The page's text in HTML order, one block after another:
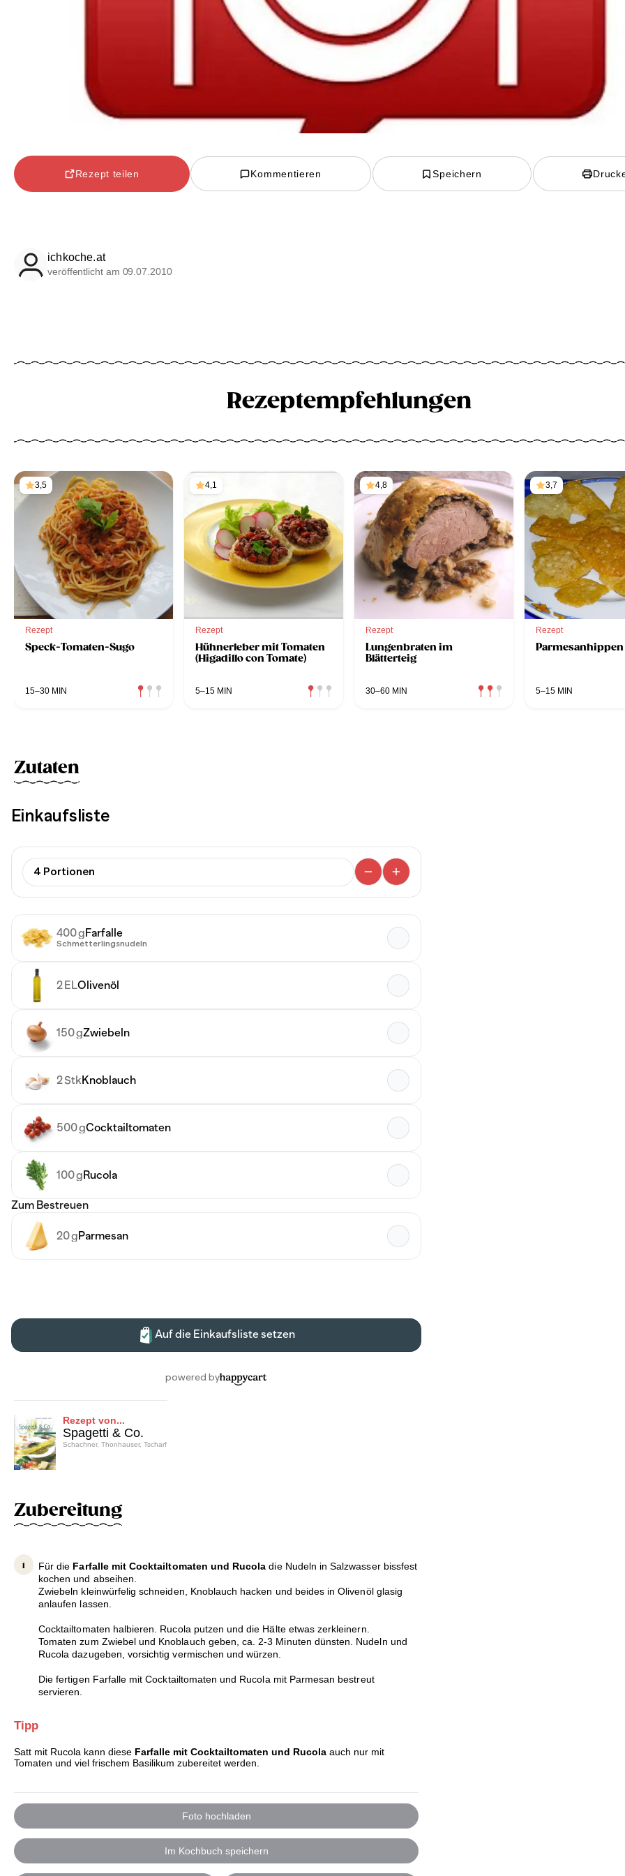
Rezept teilen Kommentieren Speichern
ichkoche.at
veröffentlicht am 09.07.2010
Rezeptempfehlungen
3,5
Rezept
Speck-Tomaten-Sugo
15–30 MIN
4,1
Rezept
Hühnerleber mit Tomaten
(Higadillo con Tomate)
5–15 MIN
4,8
Rezept
Lungenbraten im
Blätterteig
30–60 MIN
3,7
Rezept
Parmesanhippen
5–15 MIN
Zutaten
Rezept von...
Spagetti & Co.
Schachner, Thonhauser, Tscharf
Zubereitung
Für die Farfalle mit Cocktailtomaten und Rucoladie Nudeln in Salzwasser bissfest
kochen und abseihen.
Zwiebeln kleinwürfelig schneiden, Knoblauch hacken und beides in Olivenöl glasig
anlaufen lassen.
Cocktailtomaten halbieren. Rucola putzen und die Hälte etwas zerkleinern.
Tomaten zum Zwiebel und Knoblauch geben, ca. 2-3 Minuten dünsten. Nudeln und
Rucola dazugeben, vorsichtig vermischen und würzen.
Die fertigen Farfalle mit Cocktailtomaten und Rucola mit Parmesan bestreut
servieren.
Tipp
Satt mit Rucola kann diese Farfalle mit Cocktailtomaten und Rucola auch nur mit
Tomaten und viel frischem Basilikum zubereitet werden.
Foto hochladen
Im Kochbuch speichern